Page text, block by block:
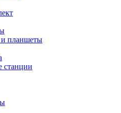
планшеты
станции